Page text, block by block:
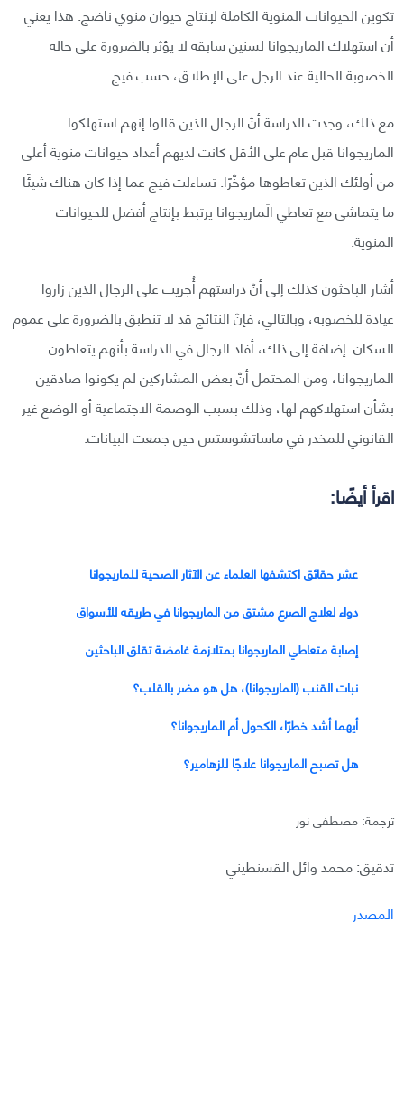
تكوين الحيوانات المنوية الكاملة لإنتاج حيوان منوي ناضج. هذا يعني
أن استهلاك الماريجوانا لسنين سابقة لا يؤثر بالضرورة على حالة
الخصوبة الحالية عند الرجل على الإطلاق، حسب فيج.
مع ذلك، وجدت الدراسة أنّ الرجال الذين قالوا إنهم استهلكوا
الماريجوانا قبل عام على الأقل كانت لديهم أعداد حيوانات منوية أعلى
من أولئك الذين تعاطوها مؤخّرًا. تساءلت فيج عما إذا كان هناك شيئًا
ما يتماشى مع تعاطي الَماريجوانا يرتبط بإنتاج أفضل للحيوانات
المنوية.
أشار الباحثون كذلك إلى أنّ دراستهم أُجريت على الرجال الذين زاروا
عيادة للخصوبة، وبالتالي، فإنّ النتائج قد لا تنطبق بالضرورة على عموم
السكان. إضافة إلى ذلك، أفاد الرجال في الدراسة بأنهم يتعاطون
الماريجوانا، ومن المحتمل أنّ بعض المشاركين لم يكونوا صادقين
بشأن استهلاكهم لها، وذلك بسبب الوصمة الاجتماعية أو الوضع غير
القانوني للمخدر في ماساتشوستس حين جمعت البيانات.
اقرأ أيضًا:
عشر حقائق اكتشفها العلماء عن الآثار الصحية للماريجوانا
دواء لعلاج الصرع مشتق من الماريجوانا في طريقه للأسواق
إصابة متعاطي الماريجوانا بمتلازمة غامضة تقلق الباحثين
نبات القنب (الماريجوانا)، هل هو مضر بالقلب؟
أيهما أشد خطرًا، الكحول أم الماريجوانا؟
هل تصبح الماريجوانا علاجًا للزهامير؟
ترجمة: مصطفى نور
تدقيق: محمد وائل القسنطيني
المصدر